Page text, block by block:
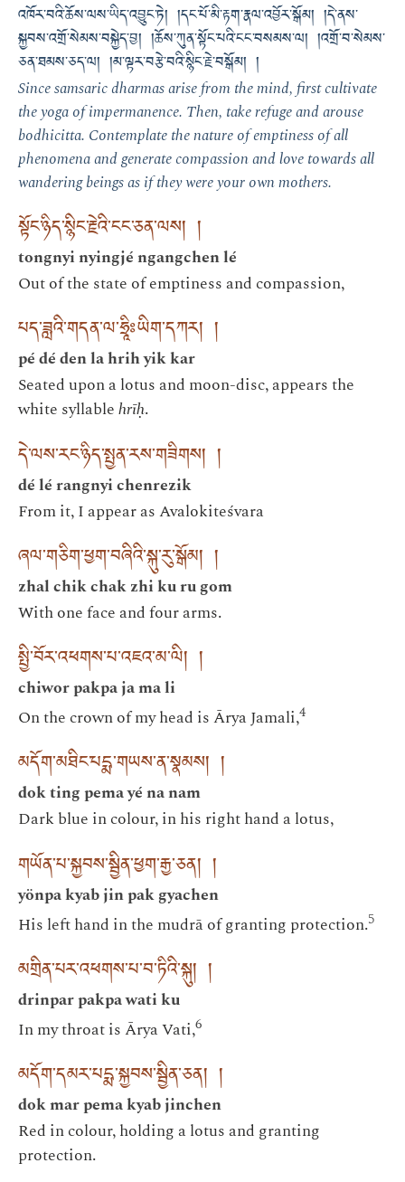
འཁོར་བའི་ཆོས་ལས་ཡིད་འབྱུང་ཏེ། །དང་པོ་མི་རྟག་རྣལ་འབྱོར་སྒོམ། །དེ་ནས་
སྐྱབས་འགྲོ་སེམས་བསྐྱེད་བྱ། །ཆོས་ཀུན་སྟོང་པའི་ངང་བསམས་ལ། །འགྲོ་བ་སེམས་
ཅན་ཐམས་ཅད་ལ། །མ་ལྟར་བརྩེ་བའི་སྙིང་རྗེ་བསྒོམ། །
Since samsaric dharmas arise from the mind, first cultivate
the yoga of impermanence. Then, take refuge and arouse
bodhicitta. Contemplate the nature of emptiness of all
phenomena and generate compassion and love towards all
wandering beings as if they were your own mothers.
སྟོང་ཉིད་སྙིང་རྗེའི་ངང་ཅན་ལས། །
tongnyi nyingjé ngangchen lé
Out of the state of emptiness and compassion,
པད་ཟླའི་གདན་ལ་ཧྲཱིཿཡིག་དཀར། །
pé dé den la hrih yik kar
Seated upon a lotus and moon-disc, appears the
white syllablehrīḥ.
དེ་ལས་རང་ཉིད་སྤྱན་རས་གཟིགས། །
dé lé rangnyi chenrezik
From it, I appear as Avalokiteśvara
ཞལ་གཅིག་ཕྱག་བཞིའི་སྐུ་རུ་སྒོམ། །
zhal chik chak zhi ku ru gom
With one face and four arms.
སྤྱི་བོར་འཕགས་པ་འཇའ་མ་ལི། །
chiwor pakpa ja ma li
On the crown of my head is Ārya Jamali,4
མདོག་མཐིང་པདྨ་གཡས་ན་སྣམས། །
dok ting pema yé na nam
Dark blue in colour, in his right hand a lotus,
གཡོན་པ་སྐྱབས་སྦྱིན་ཕྱག་རྒྱ་ཅན། །
yönpa kyab jin pak gyachen
His left hand in the mudrā of granting protection.5
མགྲིན་པར་འཕགས་པ་བ་ཏིའི་སྐུ། །
drinpar pakpa wati ku
In my throat is Ārya Vati,6
མདོག་དམར་པདྨ་སྐྱབས་སྦྱིན་ཅན། །
dok mar pema kyab jinchen
Red in colour, holding a lotus and granting
protection.